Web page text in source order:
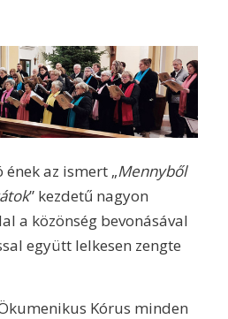
az ismert „Mennyből
” kezdetű nagyon
a közönség bevonásával
együtt lelkesen zengte
Kórus minden